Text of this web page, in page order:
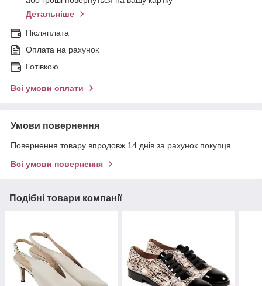
Детальніше
Післяплата
Оплата на рахунок
Готівкою
Всі умови оплати
Умови повернення
Повернення товару впродовж 14 днів за рахунок покупця
Всі умови повернення
Подібні товари компанії